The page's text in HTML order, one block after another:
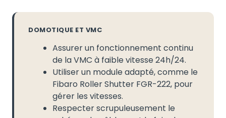
DOMOTIQUE ET VMC
Assurer un fonctionnement continu
de la VMC à faible vitesse 24h/24.
Utiliser un module adapté, comme le
Fibaro Roller Shutter FGR-222, pour
gérer les vitesses.
Respecter scrupuleusement le